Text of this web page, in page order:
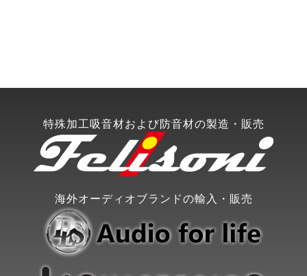
特殊加工吸音材および防音材の製造・販売
海外オーディオブランドの輸入・販売